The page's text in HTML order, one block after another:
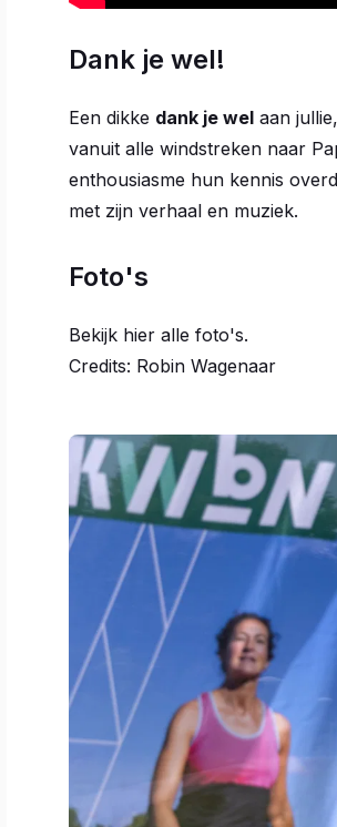
Dank je wel!
Een dikke dank je wel aan
vanuit alle windstreken naar
enthousiasme hun kennis
met zijn verhaal en muziek.
Foto's
Bekijk hier alle foto's.
Credits: Robin Wagenaar